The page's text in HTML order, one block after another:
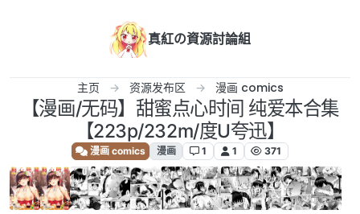
真紅の資源討論組
主页 资源发布区 漫画 comics
【漫画/无码】甜蜜点心时间 纯爱本合集
【223p/232m/度U夸迅】
漫画 comics 漫画 1 1 371